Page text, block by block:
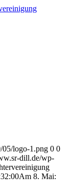
05/logo-1.png 0 0
dill.de/wp-
Am 8. Mai: